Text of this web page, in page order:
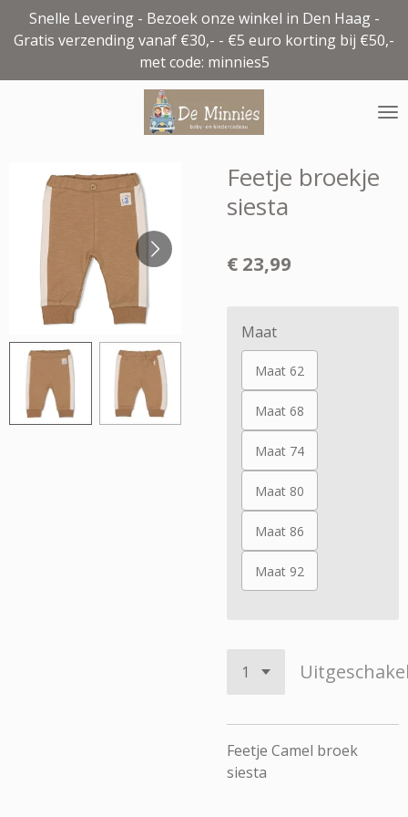
direct
de
Snelle Levering - Bezoek onze winkel in Den Haag -
Gratis verzending vanaf €30,- - €5 euro korting bij €50,-
met code: minnies5
Feetje broekje
siesta
€ 23,99
Maat
Maat 62
Maat 68
Maat 74
Maat 80
Maat 86
Maat 92
Feetje Camel broek
siesta